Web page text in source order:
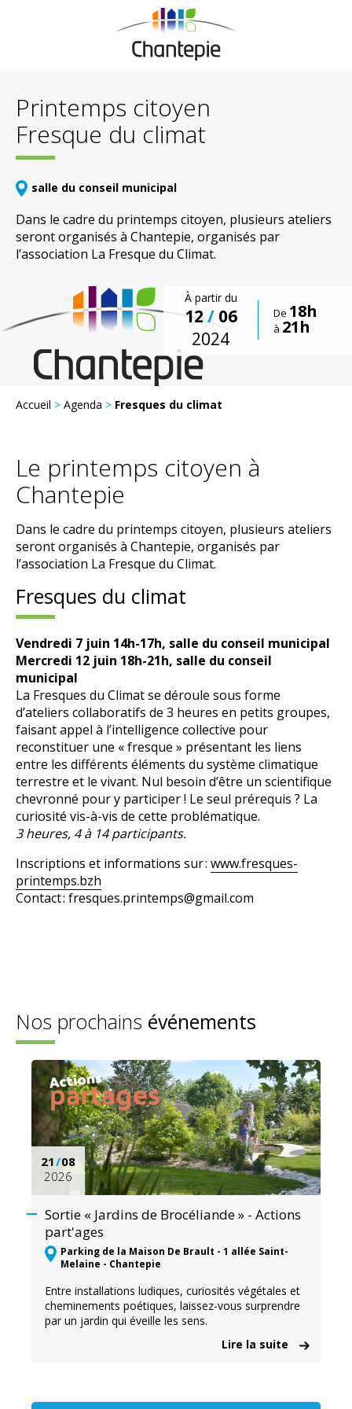
Printemps citoyen
Fresque du climat
salle du conseil municipal
Dans le cadre du printemps citoyen, plusieurs ateliers
seront organisés à Chantepie, organisés par
l’association La Fresque du Climat.
À partir du
12 / 06
2024
De 18h
à 21h
Accueil > Agenda > Fresques du climat
Le printemps citoyen à
Chantepie
Dans le cadre du printemps citoyen, plusieurs ateliers
seront organisés à Chantepie, organisés par
l’association La Fresque du Climat.
Fresques du climat
Vendredi 7 juin 14h-17h, salle du conseil municipal
Mercredi 12 juin 18h-21h, salle du conseil
municipal
La Fresques du Climat se déroule sous forme
d’ateliers collaboratifs de 3 heures en petits groupes,
faisant appel à l’intelligence collective pour
reconstituer une « fresque » présentant les liens
entre les différents éléments du système climatique
terrestre et le vivant. Nul besoin d’être un scientifique
chevronné pour y participer ! Le seul prérequis ? La
curiosité vis-à-vis de cette problématique.
3 heures, 4 à 14 participants.
Inscriptions et informations sur : www.fresques-
printemps.bzh
Contact : fresques.printemps@gmail.com
Nos prochains événements
21/08
2026
Sortie « Jardins de Brocéliande » - Actions
part'ages
Parking de la Maison De Brault - 1 allée Saint-
Melaine - Chantepie
Entre installations ludiques, curiosités végétales et
cheminements poétiques, laissez-vous surprendre
par un jardin qui éveille les sens.
Lire la suite